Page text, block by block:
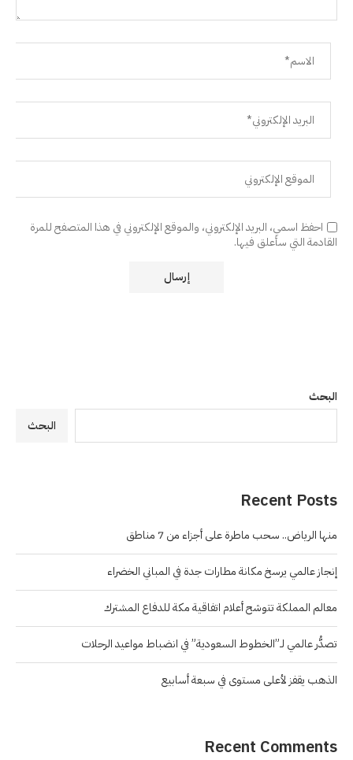
احفظ اسمي، البريد الإلكتروني، والموقع الإلكتروني في هذا المتصفح للمرة
القادمة التي سأعلق فيها.
البحث
البحث
Recent Posts
منها الرياض.. سحب ماطرة على أجزاء من 7 مناطق
إنجاز عالمي يرسخ مكانة مطارات جدة في المباني الخضراء
معالم المملكة تتوشح أعلام اتفاقية مكة للدفاع المشترك
تصدُّر عالمي لـ”الخطوط السعودية” في انضباط مواعيد الرحلات
الذهب يقفز لأعلى مستوى في سبعة أسابيع
Recent Comments